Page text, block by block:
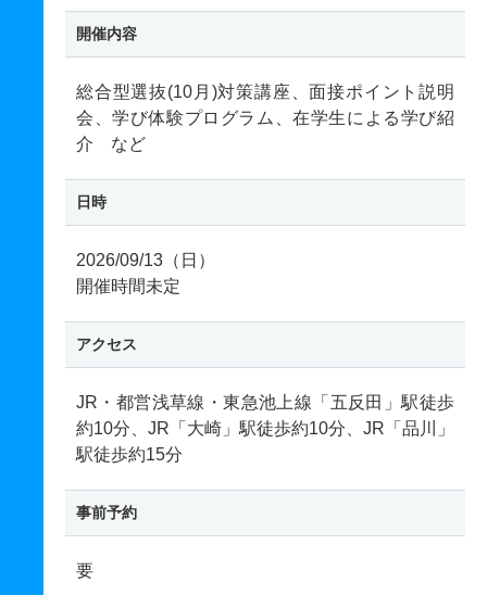
開催内容
総合型選抜(10月)対策講座、面接ポイント説明
会、学び体験プログラム、在学生による学び紹
介 など
日時
2026/09/13（日）
開催時間未定
アクセス
JR・都営浅草線・東急池上線「五反田」駅徒歩
約10分、JR「大崎」駅徒歩約10分、JR「品川」
駅徒歩約15分
事前予約
要